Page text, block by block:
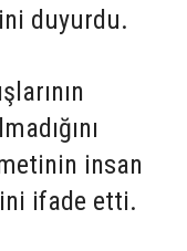
duyurdu.
insan
ifade etti.